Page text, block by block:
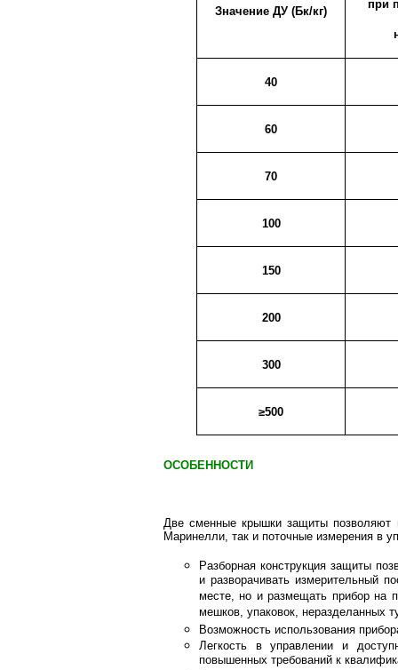
Значение ДУ (Бк/кг)
при
40
60
70
100
150
200
300
≥500
ОСОБЕННОСТИ
Две сменные крышки защиты позволяют
Маринелли, так и поточные измерения в
Разборная конструкция защиты
и разворачивать измерительный
месте, но и размещать прибор на
мешков, упаковок, неразделанных
Возможность использования
Легкость в управлении и
повышенных требований к